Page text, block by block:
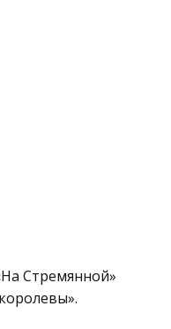
Стремянной»